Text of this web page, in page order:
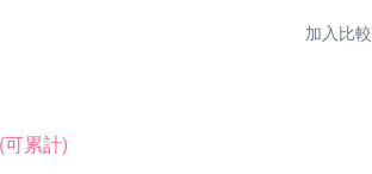
加入比較
累計)